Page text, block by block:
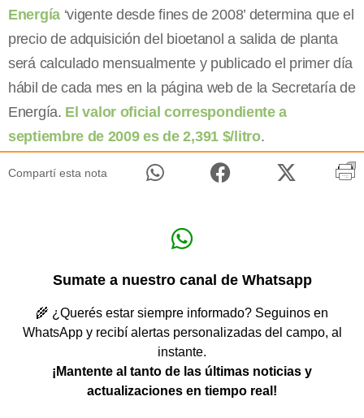
Energía‘vigente desde fines de 2008’ determina que el
precio de adquisición del bioetanol a salida de planta
será calculado mensualmente y publicado el primer día
hábil de cada mes en la página web de la Secretaría de
Energía. El valor oficial correspondiente a
septiembre de 2009 es de 2,391 $/litro.
Compartí esta nota
Sumate a nuestro canal de Whatsapp
🌾 ¿Querés estar siempre informado? Seguinos en
WhatsApp y recibí alertas personalizadas del campo, al
instante.
¡Mantente al tanto de las últimas noticias y
actualizaciones en tiempo real!